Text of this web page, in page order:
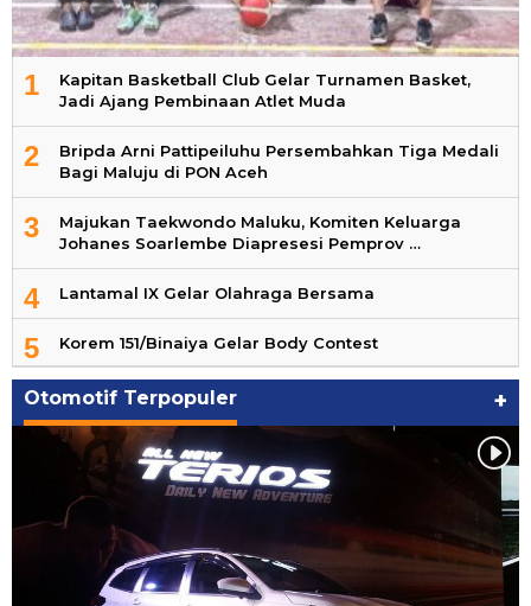
1
Kapitan Basketball Club Gelar Turnamen Basket,
Jadi Ajang Pembinaan Atlet Muda
2
Bripda Arni Pattipeiluhu Persembahkan Tiga Medali
Bagi Maluju di PON Aceh
3
Majukan Taekwondo Maluku, Komiten Keluarga
Johanes Soarlembe Diapresesi Pemprov …
4 Lantamal IX Gelar Olahraga Bersama
5 Korem 151/Binaiya Gelar Body Contest
Otomotif Terpopuler +